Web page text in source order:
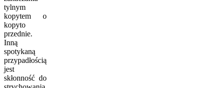
tylnym
kopytem o
kopyto
przednie.
Inną
spotykaną
przypadłością
jest
skłonność do